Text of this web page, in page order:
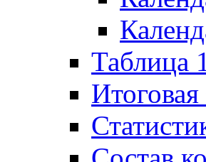
Таблица